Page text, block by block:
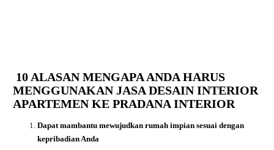
10 ALASAN MENGAPA ANDA HARUS
MENGGUNAKAN JASA DESAIN INTERIOR
APARTEMEN KE PRADANA INTERIOR
Dapat mambantu mewujudkan rumah impian sesuai dengan
kepribadian Anda